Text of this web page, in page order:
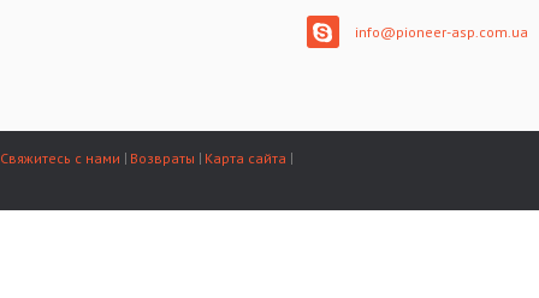
info@pioneer-asp.com.ua
Свяжитесь с нами Возвраты Карта сайта